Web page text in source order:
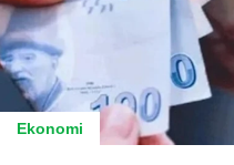
Ekonomi